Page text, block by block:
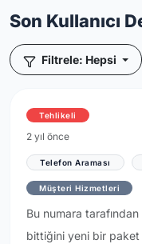
Son Kullanıcı
Filtrele: Hepsi
Tehlikeli
2 yıl önce
Telefon Araması
Müşteri Hizmetleri
Bu numara
bittiğini yeni bir paket